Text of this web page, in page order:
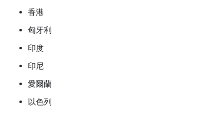
香港
匈牙利
印度
印尼
愛爾蘭
以色列